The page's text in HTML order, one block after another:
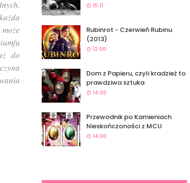
do
15:11
Rubinrot - Czerwień Rubinu
(2013)
12:00
Dom z Papieru, czyli kradzież to
prawdziwa sztuka
14:00
Przewodnik po Kamieniach
Nieskończoności z MCU
14:00